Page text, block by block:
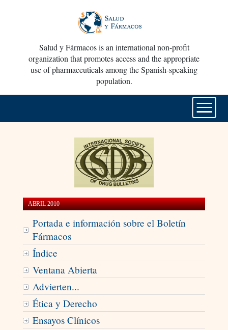
Salud y Fármacos is an international non-profit
organization that promotes access and the appropriate
use of pharmaceuticals among the Spanish-speaking
population.
ABRIL 2010
Portada e información sobre el Boletín
Fármacos
Índice
Ventana Abierta
Advierten...
Ética y Derecho
Ensayos Clínicos